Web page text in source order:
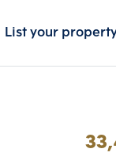
List your